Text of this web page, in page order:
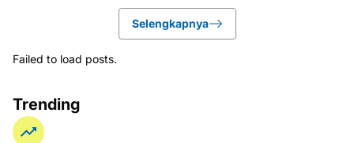
Selengkapnya
Failed to load posts.
Trending